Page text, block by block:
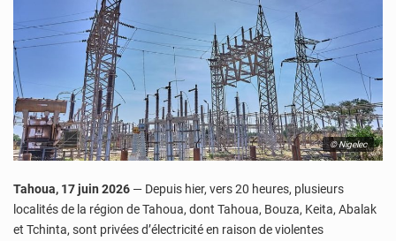
© Nigelec
Tahoua, 17 juin 2026 — Depuis hier, vers 20 heures, plusieurs
localités de la région de Tahoua, dont Tahoua, Bouza, Keita, Abalak
et Tchinta, sont privées d’électricité en raison de violentes